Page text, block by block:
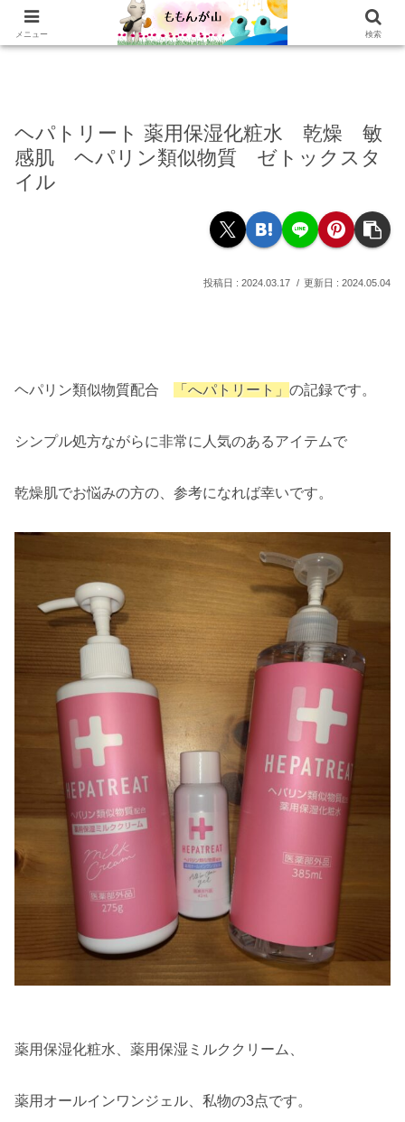
ホーム 乳がんの話
乳がん記録
おかわり
もぐもぐ 読書記録
ヘパトリート 薬用保湿化粧水 乾燥 敏
感肌 ヘパリン類似物質 ゼトックスタ
イル
2024.03.17 2024.05.04
ヘパリン類似物質配合 「へパトリート」 の記録です。
シンプル処方ながらに非常に人気のあるアイテムで
乾燥肌でお悩みの方の、参考になれば幸いです。
薬用保湿化粧水、薬用保湿ミルククリーム、
薬用オールインワンジェル、私物の3点です。
メニュー 検索